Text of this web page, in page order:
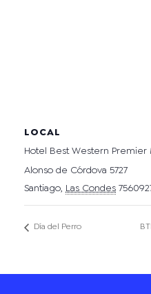
LOCAL
Hotel Best Western Premier
Alonso de Córdova 5727
Santiago, Las Condes
Día del Perro